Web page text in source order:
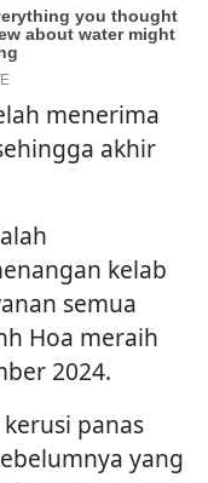
menerima
akhir
kelab
semua
Hoa meraih
2024.
panas
yang